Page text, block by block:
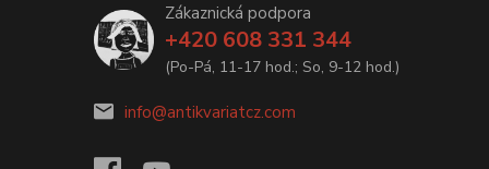
Zákaznická podpora
+420 608 331 344
(Po-Pá, 11-17 hod.; So, 9-12 hod.)
info@antikvariatcz.com